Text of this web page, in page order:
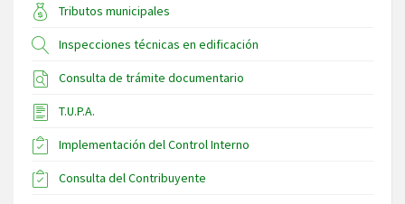
Tributos municipales
Inspecciones técnicas en edificación
Consulta de trámite documentario
T.U.P.A.
Implementación del Control Interno
Consulta del Contribuyente